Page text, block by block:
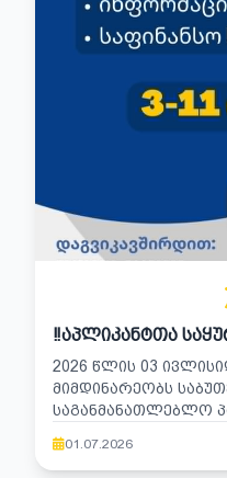
‼️ᲐᲞᲚᲘᲙᲐᲜᲢᲗᲐ
2026 ᲬᲚᲘᲡ 03
ᲛᲘᲛᲓᲘᲜᲐᲠᲔᲝᲑᲡ ᲡᲐᲑᲣᲗᲔᲑᲘᲡ ᲛᲘᲦᲔᲑᲐ ᲞᲠᲝᲤᲔᲡᲘᲣᲚ
ᲡᲐᲒᲐᲜᲛᲐᲜᲐᲗᲚᲔᲑᲚᲝ
ᲡᲔᲠᲕᲘᲡᲔᲑᲘ“
01.07.2026